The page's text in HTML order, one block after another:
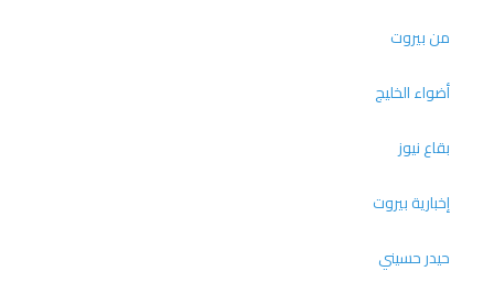
من بيروت
أضواء الخليج
بقاع نيوز
إخبارية بيروت
حيدر حسيني